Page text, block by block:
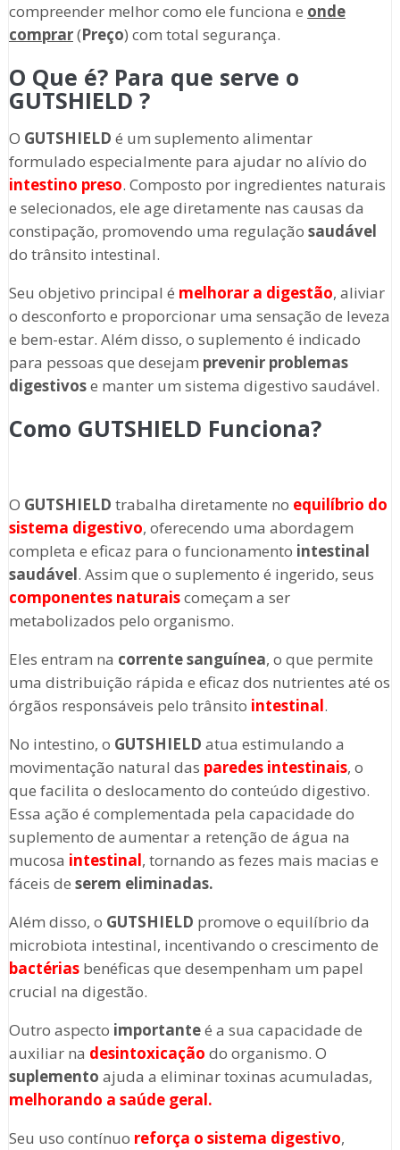
compreender melhor como ele funciona e onde
comprar(Preço) com total segurança.
O Que é? Para que serve o
GUTSHIELD ?
O GUTSHIELD é um suplemento alimentar
formulado especialmente para ajudar no alívio do
intestino preso. Composto por ingredientes naturais
e selecionados, ele age diretamente nas causas da
constipação, promovendo uma regulação saudável
do trânsito intestinal.
Seu objetivo principal é melhorar a digestão, aliviar
o desconforto e proporcionar uma sensação de leveza
e bem-estar. Além disso, o suplemento é indicado
para pessoas que desejam prevenir problemas
digestivose manter um sistema digestivo saudável.
Como GUTSHIELD Funciona?
O GUTSHIELD trabalha diretamente no equilíbrio do
sistema digestivo, oferecendo uma abordagem
completa e eficaz para o funcionamento intestinal
saudável. Assim que o suplemento é ingerido, seus
componentes naturaiscomeçam a ser
metabolizados pelo organismo.
Eles entram na corrente sanguínea, o que permite
uma distribuição rápida e eficaz dos nutrientes até os
órgãos responsáveis pelo trânsito intestinal.
No intestino, o GUTSHIELD atua estimulando a
movimentação natural das paredes intestinais, o
que facilita o deslocamento do conteúdo digestivo.
Essa ação é complementada pela capacidade do
suplemento de aumentar a retenção de água na
mucosa intestinal, tornando as fezes mais macias e
fáceis de serem eliminadas.
Além disso, o GUTSHIELD promove o equilíbrio da
microbiota intestinal, incentivando o crescimento de
bactériasbenéficas que desempenham um papel
crucial na digestão.
Outro aspecto importanteé a sua capacidade de
auxiliar na desintoxicação do organismo. O
suplemento ajuda a eliminar toxinas acumuladas,
melhorando a saúde geral.
Seu uso contínuo reforça o sistema digestivo,